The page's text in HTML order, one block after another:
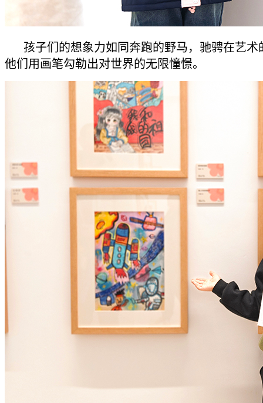
孩子们的想象力如同奔跑的野马，驰骋在艺术
他们用画笔勾勒出对世界的无限憧憬。